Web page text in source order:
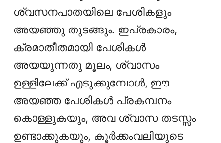
ശ്വസനപാതയിലെ പേശികളും
അയഞ്ഞു തുടങ്ങും. ഇപ്രകാരം,
ക്രമാതീതമായി പേശികൾ
അയയുന്നതു മൂലം, ശ്വാസം
ഉള്ളിലേക്ക് എടുക്കുമ്പോള്‍, ഈ
അയഞ്ഞ പേശികള്‍ പ്രകമ്പനം
കൊള്ളുകയും, അവ ശ്വാസ തടസ്സം
ഉണ്ടാക്കുകയും, കൂര്‍ക്കംവലിയുടെ